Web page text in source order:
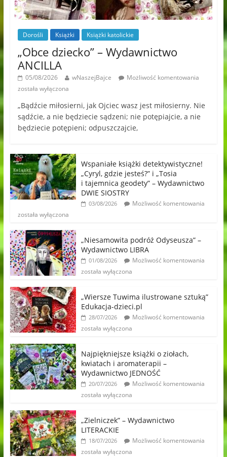
Dorośli Książki Książki katolickie
„Obce dziecko” – Wydawnictwo
ANCILLA
05/08/2026 wNaszejBajce
Możliwość komentowania
została wyłączona
„Bądźcie miłosierni, jak Ojciec wasz jest miłosierny. Nie
sądźcie, a nie będziecie sądzeni; nie potępiajcie, a nie
będziecie potępieni; odpuszczajcie,
Wspaniałe książki detektywistyczne!
„Cyryl, gdzie jesteś?” i „Tosia
i tajemnica geodety” – Wydawnictwo
DWIE SIOSTRY
03/08/2026
Możliwość komentowania
została wyłączona
„Niesamowita podróż Odyseusza” –
Wydawnictwo LIBRA
01/08/2026
Możliwość komentowania
została wyłączona
„Wiersze Tuwima ilustrowane sztuką”
Edukacja-dzieci.pl
28/07/2026
Możliwość komentowania
została wyłączona
Najpiękniejsze książki o ziołach,
kwiatach i aromaterapii –
Wydawnictwo JEDNOŚĆ
20/07/2026
Możliwość komentowania
została wyłączona
„Zielniczek” – Wydawnictwo
LITERACKIE
18/07/2026
Możliwość komentowania
została wyłączona